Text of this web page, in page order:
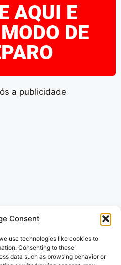
Consent
use technologies like cookies to
Consenting to these
data such as browsing behavior or
AQUI E
DE
a publicidade